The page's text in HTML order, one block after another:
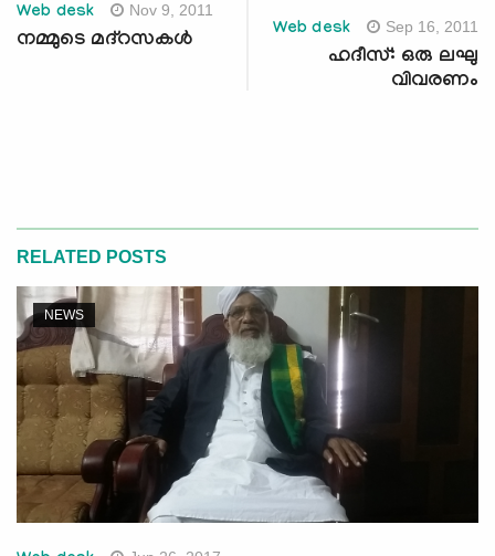
Web desk Nov 9, 2011
നമ്മുടെ മദ്‌റസകള്‍
Web desk Sep 16, 2011
ഹദീസ്: ഒരു ലഘു
വിവരണം
RELATED POSTS
NEWS